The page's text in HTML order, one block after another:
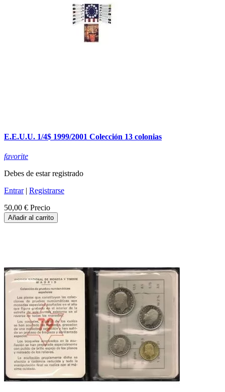
E.E.U.U. 1/4$ 1999/2001 Colección 13 colonias
favorite
Debes de estar registrado
Entrar| Registrarse
50,00 € Precio
Añadir al carrito